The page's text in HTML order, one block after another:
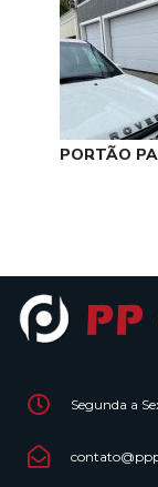
PORTÃO
Segunda a